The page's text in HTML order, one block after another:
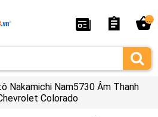
Nakamichi Nam5730 Âm Thanh
Colorado